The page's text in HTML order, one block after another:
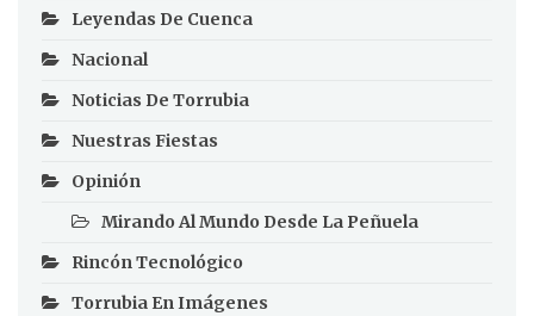
Leyendas De Cuenca
Nacional
Noticias De Torrubia
Nuestras Fiestas
Opinión
Mirando Al Mundo Desde La Peñuela
Rincón Tecnológico
Torrubia En Imágenes